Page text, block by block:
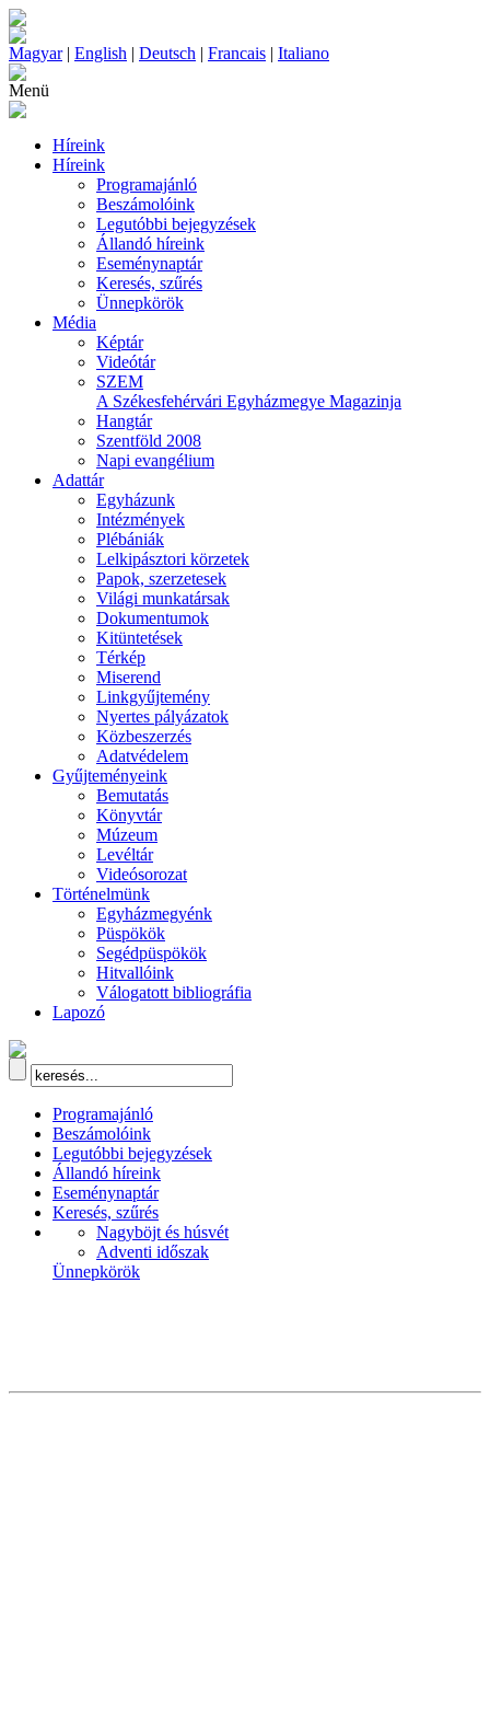
Magyar| English | Deutsch | Francais | Italiano
Menü
Híreink
Híreink
Programajánló
Beszámolóink
Legutóbbi bejegyzések
Állandó híreink
Eseménynaptár
Keresés, szűrés
Ünnepkörök
Média
Képtár
Videótár
SZEM
A Székesfehérvári Egyházmegye Magazinja
Hangtár
Szentföld 2008
Napi evangélium
Adattár
Egyházunk
Intézmények
Plébániák
Lelkipásztori körzetek
Papok, szerzetesek
Világi munkatársak
Dokumentumok
Kitüntetések
Térkép
Miserend
Linkgyűjtemény
Nyertes pályázatok
Közbeszerzés
Adatvédelem
Gyűjteményeink
Bemutatás
Könyvtár
Múzeum
Levéltár
Videósorozat
Történelmünk
Egyházmegyénk
Püspökök
Segédpüspökök
Hitvallóink
Válogatott bibliográfia
Lapozó
Programajánló
Beszámolóink
Legutóbbi bejegyzések
Állandó híreink
Eseménynaptár
Keresés, szűrés
Nagyböjt és húsvét
Adventi időszak
Ünnepkörök